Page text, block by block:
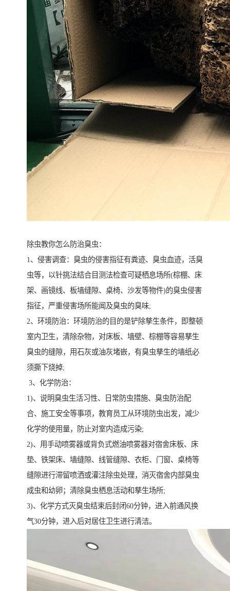
除虫教你怎么防治臭虫：
1、侵害调查：臭虫的侵害指征有粪迹、臭虫血迹，活臭
虫等，以针挑法结合目测法检查可疑栖息场所(棕棚、床
架、画镜线、板墙缝隙、桌椅、沙发等物件)的臭虫侵害
指征，严重侵害场所能闻及臭虫的臭味;
2、环境防治：环境防治的目的是铲除孳生条件，即整顿
室内卫生，清除杂物，对床板、墙壁、棕棚等容易孳生
臭虫的缝隙，用石灰或油灰堵嵌，有臭虫孳生的墙纸必
须撕下烧掉;
3、化学防治：
1)、说明臭虫生活习性、日常防虫措施、臭虫防治配
合、施工安全等事项，教育员工从环境防虫出发，减少
化学的使用量，防止对室内造成污染;
2)、用手动喷雾器或背负式燃油喷雾器对宿舍床板、床
垫、铁架床、墙缝隙、线管缝隙、衣柜、门窗、桌椅等
缝隙进行滞留喷洒或灌注除虫处理，消灭宿舍内部臭虫
成虫和幼卵；清除臭虫栖息活动和孳生场所;
3)、化学方式灭臭虫结束后封闭60分钟，进入前通风换
气30分钟，进入后对居住卫生进行清洁。